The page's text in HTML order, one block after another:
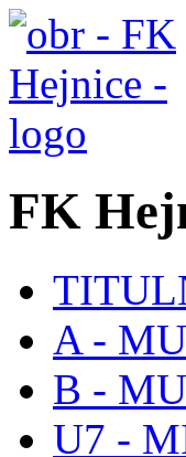
FK
A -
B -
U7 -